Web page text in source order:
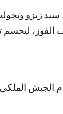
سيد زيزو
ليحسم
الجيش